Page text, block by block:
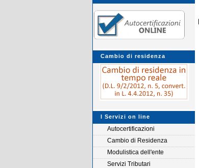
Cambio di residenza
I Servizi on line
Autocertificazioni
Cambio di Residenza
Modulistica dell'ente
Servizi Tributari